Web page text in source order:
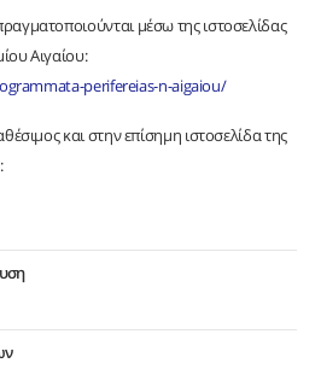
μέσω της ιστοσελίδας
Αιγαίου:
perifereias-n-aigaiou/
και στην επίσημη ιστοσελίδα της